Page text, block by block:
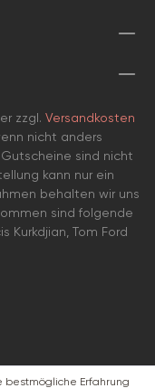
zzgl. Versandkosten
nicht anders
sind nicht
kann nur ein
behalten wir uns
sind folgende
Kurkdjian, Tom Ford
bestmögliche Erfahrung